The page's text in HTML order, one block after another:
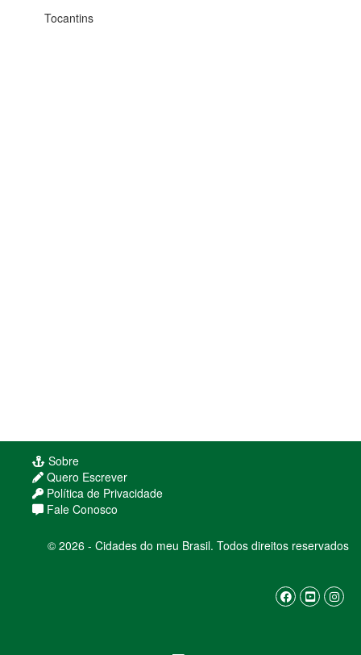
Tocantins
Sobre
Quero Escrever
Política de Privacidade
Fale Conosco
© 2026 - Cidades do meu Brasil. Todos direitos reservados